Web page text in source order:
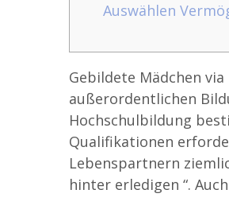
Auswählen
Gebildete Mädchen
außerordentlichen
Hochschulbildung
Qualifikationen
Lebenspartnern
hinter erledigen “.